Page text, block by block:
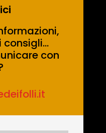
consigli…
con